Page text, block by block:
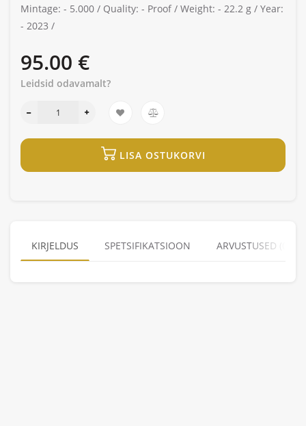
Mintage: - 5.000 / Quality: - Proof / Weight: - 22.2 g / Year:
- 2023 /
95.00 €
Leidsid odavamalt?
LISA OSTUKORVI
KIRJELDUS SPETSIFIKATSIOON ARVUSTUSED (0)